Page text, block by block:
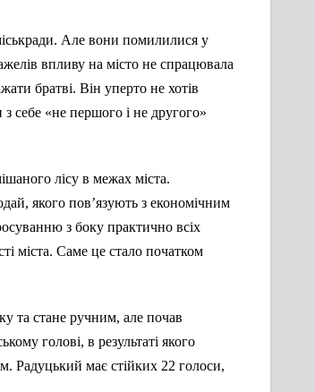
Але вони помилилися у
впливу на місто не спрацювала
братві. Він уперто не хотів
себе «не першого і не другого»
лісу в межах міста.
якого пов’язують з економічним
з боку практично всіх
міста. Саме це стало початком
та стане ручним, але почав
голові, в результаті якого
Радуцький має стійких 22 голоси,